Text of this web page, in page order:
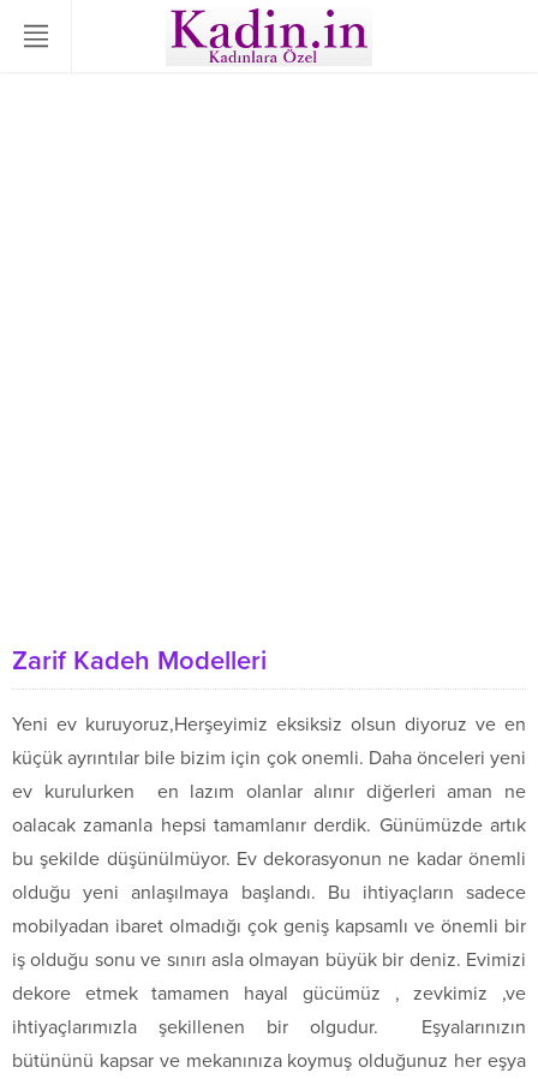
Zarif Kadeh Modelleri
Yeni ev kuruyoruz,Herşeyimiz eksiksiz olsun diyoruz ve en
küçük ayrıntılar bile bizim için çok onemli. Daha önceleri yeni
ev kurulurken en lazım olanlar alınır diğerleri aman ne
oalacak zamanla hepsi tamamlanır derdik. Günümüzde artık
bu şekilde düşünülmüyor. Ev dekorasyonun ne kadar önemli
olduğu yeni anlaşılmaya başlandı. Bu ihtiyaçların sadece
mobilyadan ibaret olmadığı çok geniş kapsamlı ve önemli bir
iş olduğu sonu ve sınırı asla olmayan büyük bir deniz. Evimizi
dekore etmek tamamen hayal gücümüz , zevkimiz ,ve
ihtiyaçlarımızla şekillenen bir olgudur. Eşyalarınızın
bütününü kapsar ve mekanınıza koymuş olduğunuz her eşya